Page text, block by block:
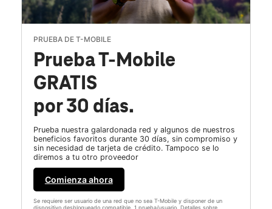
PRUEBA DE T-MOBILE
Prueba T-Mobile
GRATIS
por 30 días.
Prueba nuestra galardonada red y algunos de nuestros
beneficios favoritos durante 30 días, sin compromiso y
sin necesidad de tarjeta de crédito. Tampoco se lo
diremos a tu otro proveedor
Comienza ahora
Se requiere ser usuario de una red que no sea T-Mobile y disponer de un
dispositivo desbloqueado compatible. 1 prueba/usuario. Detalles sobre